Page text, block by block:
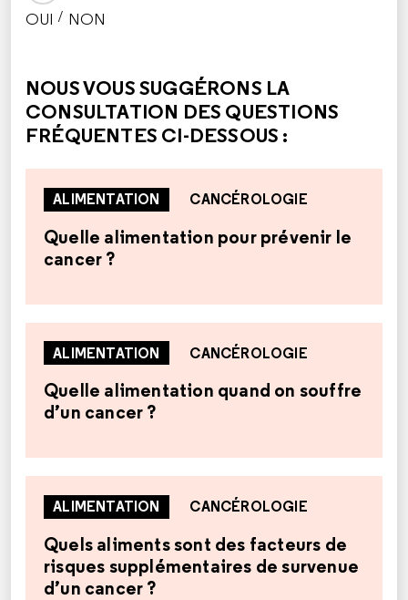
OUI / NON
NOUS VOUS SUGGÉRONS LA
CONSULTATION DES QUESTIONS
FRÉQUENTES CI-DESSOUS :
ALIMENTATION CANCÉROLOGIE
Quelle alimentation pour prévenir le
cancer ?
ALIMENTATION CANCÉROLOGIE
Quelle alimentation quand on souffre
d’un cancer ?
ALIMENTATION CANCÉROLOGIE
Quels aliments sont des facteurs de
risques supplémentaires de survenue
d’un cancer ?